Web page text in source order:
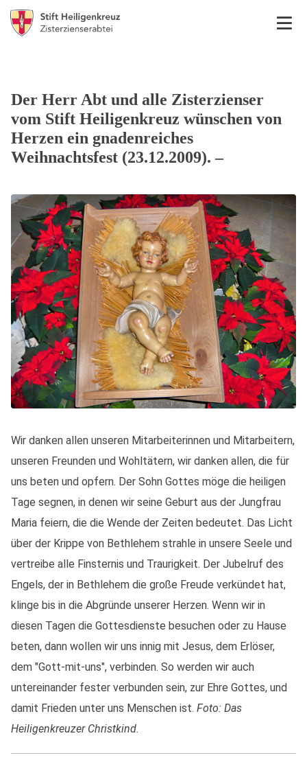
Der Herr Abt und alle Zisterzienser
vom Stift Heiligenkreuz wünschen von
Herzen ein gnadenreiches
Weihnachtsfest (23.12.2009). –
Wir danken allen unseren Mitarbeiterinnen und Mitarbeitern,
unseren Freunden und Wohltätern, wir danken allen, die für
uns beten und opfern. Der Sohn Gottes möge die heiligen
Tage segnen, in denen wir seine Geburt aus der Jungfrau
Maria feiern, die die Wende der Zeiten bedeutet. Das Licht
über der Krippe von Bethlehem strahle in unsere Seele und
vertreibe alle Finsternis und Traurigkeit. Der Jubelruf des
Engels, der in Bethlehem die große Freude verkündet hat,
klinge bis in die Abgründe unserer Herzen. Wenn wir in
diesen Tagen die Gottesdienste besuchen oder zu Hause
beten, dann wollen wir uns innig mit Jesus, dem Erlöser,
dem "Gott-mit-uns", verbinden. So werden wir auch
untereinander fester verbunden sein, zur Ehre Gottes, und
damit Frieden unter uns Menschen ist. Foto: Das
Heiligenkreuzer Christkind.